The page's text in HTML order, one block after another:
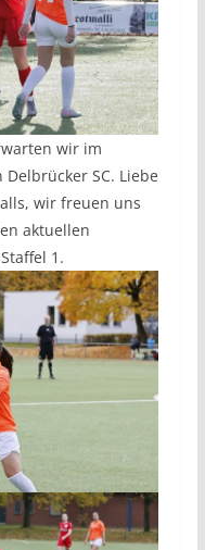
wir im
SC. Liebe
wir freuen uns
aktuellen
1.